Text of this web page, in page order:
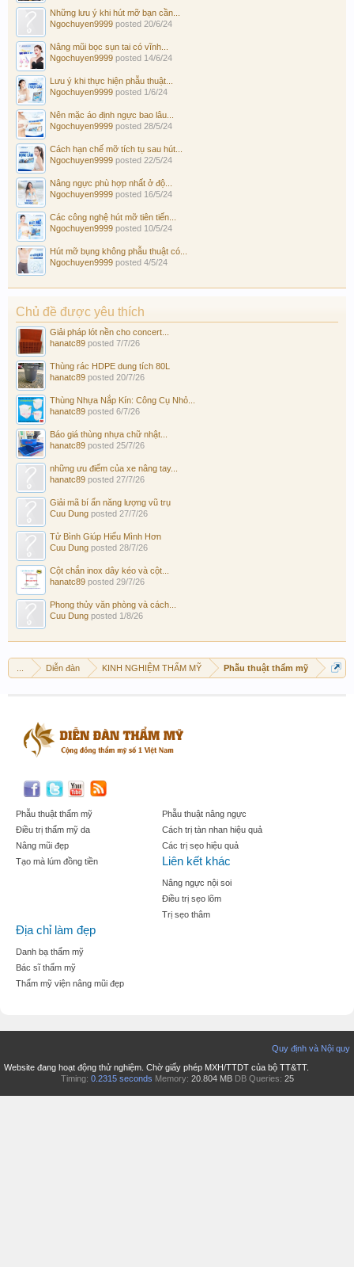
Những lưu ý khi hút mỡ bạn cần...
Ngochuyen9999 posted 20/6/24
Nâng mũi bọc sụn tai có vĩnh...
Ngochuyen9999 posted 14/6/24
Lưu ý khi thực hiện phẫu thuật...
Ngochuyen9999 posted 1/6/24
Nên mặc áo định ngực bao lâu...
Ngochuyen9999 posted 28/5/24
Cách hạn chế mỡ tích tụ sau hút...
Ngochuyen9999 posted 22/5/24
Nâng ngực phù hợp nhất ở độ...
Ngochuyen9999 posted 16/5/24
Các công nghệ hút mỡ tiên tiến...
Ngochuyen9999 posted 10/5/24
Hút mỡ bụng không phẫu thuật có...
Ngochuyen9999 posted 4/5/24
Chủ đề được yêu thích
Giải pháp lót nền cho concert...
hanatc89 posted 7/7/26
Thùng rác HDPE dung tích 80L
hanatc89 posted 20/7/26
Thùng Nhựa Nắp Kín: Công Cụ Nhỏ...
hanatc89 posted 6/7/26
Báo giá thùng nhựa chữ nhật...
hanatc89 posted 25/7/26
những ưu điểm của xe nâng tay...
hanatc89 posted 27/7/26
Giải mã bí ẩn năng lượng vũ trụ
Cuu Dung posted 27/7/26
Tử Bình Giúp Hiểu Mình Hơn
Cuu Dung posted 28/7/26
Cột chắn inox dây kéo và cột...
hanatc89 posted 29/7/26
Phong thủy văn phòng và cách...
Cuu Dung posted 1/8/26
Diễn đàn KINH NGHIỆM THẨM MỸ Phẫu thuật thẩm mỹ
Phẫu thuật thẩm mỹ
Điều trị thẩm mỹ da
Nâng mũi đẹp
Tạo mà lúm đồng tiền
Phẫu thuật nâng ngực
Cách trị tàn nhan hiệu quả
Các trị sẹo hiệu quả
Liên kết khác
Nâng ngực nội soi
Điều trị sẹo lõm
Trị sẹo thâm
Địa chỉ làm đẹp
Danh bạ thẩm mỹ
Bác sĩ thẩm mỹ
Thẩm mỹ viện nâng mũi đẹp
Quy định và Nội quy
Website đang hoạt động thử nghiệm. Chờ giấy phép MXH/TTDT của bộ TT&TT.
Timing: 0.2315 seconds Memory: 20.804 MB DB Queries: 25